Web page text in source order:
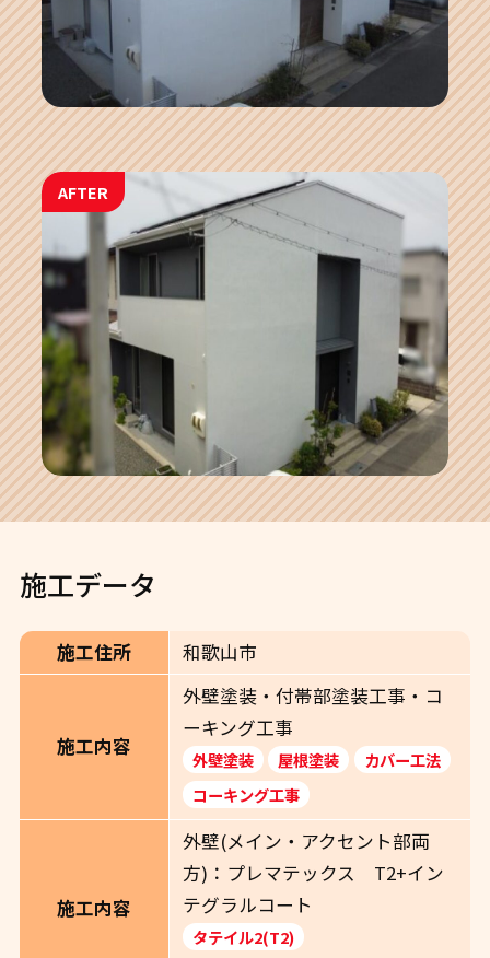
AFTER
施工データ
施工住所 和歌山市
施工内容
外壁塗装・付帯部塗装工事・コ
ーキング工事
外壁塗装 屋根塗装
カバー工法
コーキング工事
施工内容
外壁(メイン・アクセント部両
方)：プレマテックス T2+イン
テグラルコート
タテイル2(T2)